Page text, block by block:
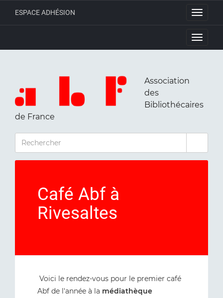
Toggle
ESPACE ADHÉSION
Toggle
Association
des
Bibliothécaires
de France
RECHERCHER
Café Abf à
Rivesaltes
Voici le rendez-vous pour le premier café
Abf de l'année à la médiathèque